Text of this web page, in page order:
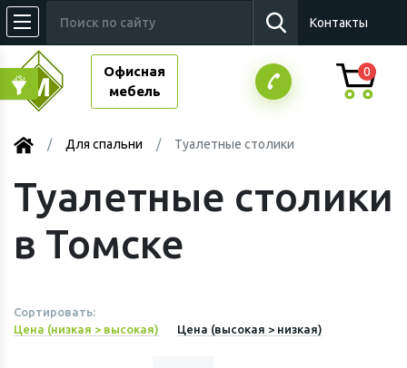
Контакты
Офисная
мебель
0
Для спальни Туалетные столики
Туалетные столики
в Томске
Сортировать:
Цена (низкая > высокая)
Цена (высокая > низкая)